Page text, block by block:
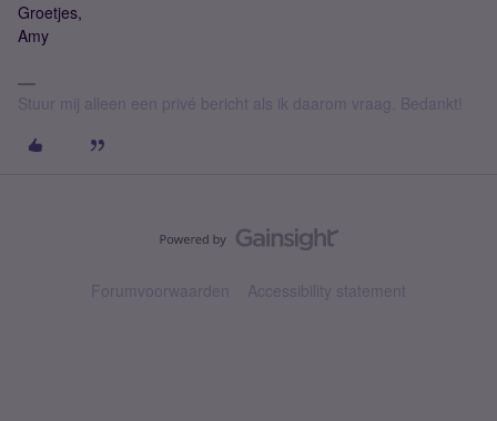
Groetjes,
Amy
Stuur mij alleen een privé bericht als ik daarom vraag. Bedankt!
Forumvoorwaarden Accessibility statement